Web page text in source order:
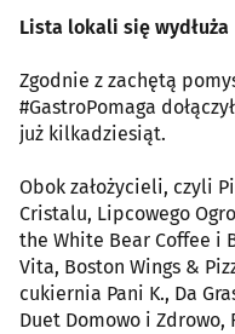
Lista lokali się wydłuża
Zgodnie z zachętą
#GastroPomaga
już kilkadziesiąt.
Obok założycieli, czyli
Cristalu, Lipcowego
the White Bear Coffee i
Vita, Boston Wings &
cukiernia Pani K., Da
Duet Domowo i Zdrowo,